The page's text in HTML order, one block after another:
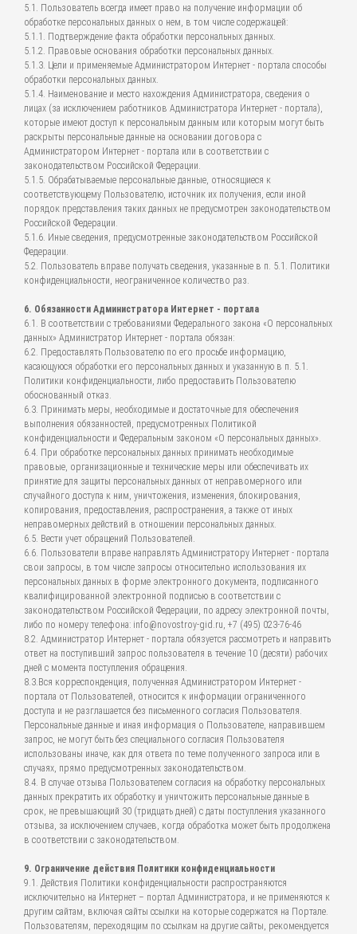
5.1. Пользователь всегда имеет право на получение информации об
обработке персональных данных о нем, в том числе содержащей:
5.1.1. Подтверждение факта обработки персональных данных.
5.1.2. Правовые основания обработки персональных данных.
5.1.3. Цели и применяемые Администратором Интернет - портала способы
обработки персональных данных.
5.1.4. Наименование и место нахождения Администратора, сведения о
лицах (за исключением работников Администратора Интернет - портала),
которые имеют доступ к персональным данным или которым могут быть
раскрыты персональные данные на основании договора с
Администратором Интернет - портала или в соответствии с
законодательством Российской Федерации.
5.1.5. Обрабатываемые персональные данные, относящиеся к
соответствующему Пользователю, источник их получения, если иной
порядок представления таких данных не предусмотрен законодательством
Российской Федерации.
5.1.6. Иные сведения, предусмотренные законодательством Российской
Федерации.
5.2. Пользователь вправе получать сведения, указанные в п. 5.1. Политики
конфиденциальности, неограниченное количество раз.
6. Обязанности Администратора Интернет - портала
6.1. В соответствии с требованиями Федерального закона «О персональных
данных» Администратор Интернет - портала обязан:
6.2. Предоставлять Пользователю по его просьбе информацию,
касающуюся обработки его персональных данных и указанную в п. 5.1.
Политики конфиденциальности, либо предоставить Пользователю
обоснованный отказ.
6.3. Принимать меры, необходимые и достаточные для обеспечения
выполнения обязанностей, предусмотренных Политикой
конфиденциальности и Федеральным законом «О персональных данных».
6.4. При обработке персональных данных принимать необходимые
правовые, организационные и технические меры или обеспечивать их
принятие для защиты персональных данных от неправомерного или
случайного доступа к ним, уничтожения, изменения, блокирования,
копирования, предоставления, распространения, а также от иных
неправомерных действий в отношении персональных данных.
6.5. Вести учет обращений Пользователей.
6.6. Пользователи вправе направлять Администратору Интернет - портала
свои запросы, в том числе запросы относительно использования их
персональных данных в форме электронного документа, подписанного
квалифицированной электронной подписью в соответствии с
законодательством Российской Федерации, по адресу электронной почты,
либо по номеру телефона: info@novostroy-gid.ru, +7 (495) 023-76-46
8.2. Администратор Интернет - портала обязуется рассмотреть и направить
ответ на поступивший запрос пользователя в течение 10 (десяти) рабочих
дней с момента поступления обращения.
8.3.Вся корреспонденция, полученная Администратором Интернет -
портала от Пользователей, относится к информации ограниченного
доступа и не разглашается без письменного согласия Пользователя.
Персональные данные и иная информация о Пользователе, направившем
запрос, не могут быть без специального согласия Пользователя
использованы иначе, как для ответа по теме полученного запроса или в
случаях, прямо предусмотренных законодательством.
8.4. В случае отзыва Пользователем согласия на обработку персональных
данных прекратить их обработку и уничтожить персональные данные в
срок, не превышающий 30 (тридцать дней) с даты поступления указанного
отзыва, за исключением случаев, когда обработка может быть продолжена
в соответствии с законодательством.
9. Ограничение действия Политики конфиденциальности
9.1. Действия Политики конфиденциальности распространяются
исключительно на Интернет – портал Администратора, и не применяются к
другим сайтам, включая сайты ссылки на которые содержатся на Портале.
Пользователям, переходящим по ссылкам на другие сайты, рекомендуется